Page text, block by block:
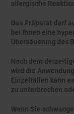
allergische
Das Präparat darf
bei Ihnen eine
Übersäuerung des
Nach dem
wird die
Einzelfällen kann
zu unterbrechen
Wenn Sie